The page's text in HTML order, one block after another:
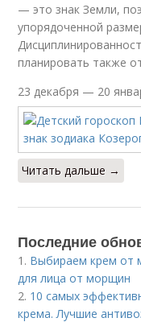
— это знак Земли,
упорядоченной
планировать также
23 декабря — 20
Читать дальше →
Последние
1. Выбираем крем от
для лица от морщин
2. 10 самых
крема. Лучшие